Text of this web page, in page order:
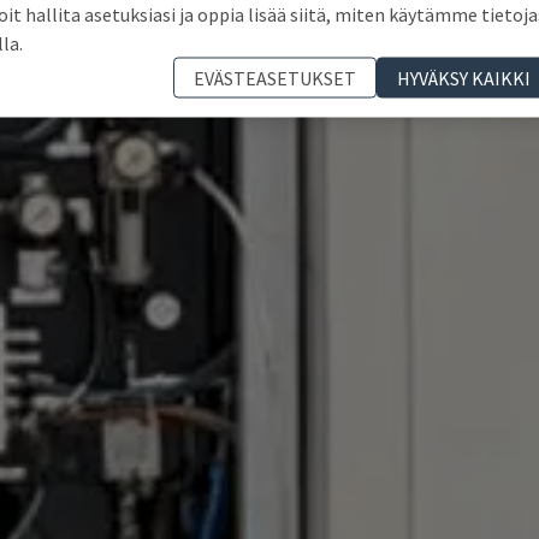
hallita asetuksiasi ja oppia lisää siitä, miten käytämme
EVÄSTEASETUKSET
HYVÄKSY KAIKKI